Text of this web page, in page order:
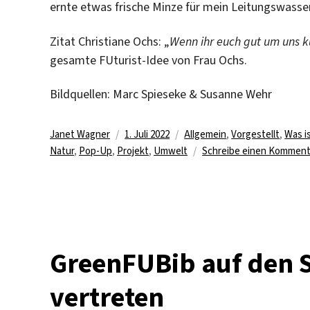
ernte etwas frische Minze für mein
Zitat Christiane Ochs: „Wenn ihr euch gut um uns
gesamte FUturist-Idee von Frau Ochs.
Bildquellen: Marc Spieseke & Susanne Wehr
Autor
Janet Wagner
Veröffentlicht
am
1. Juli 2022 Kategorien
Allgemein,Vorgestellt,Was
Natur, Pop-Up, Projekt, Umwelt Schreibe einen
GreenFUBib auf
vertreten